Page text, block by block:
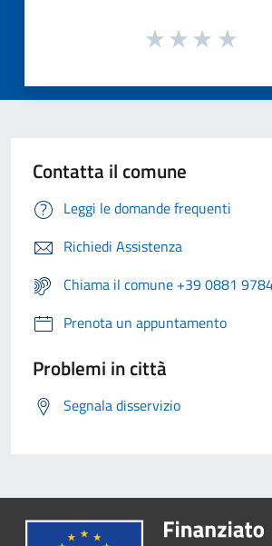
Contatta il comune
Leggi le domande frequenti
Richiedi Assistenza
Chiama il comune +39 0881
Prenota un appuntamento
Problemi in città
Segnala disservizio